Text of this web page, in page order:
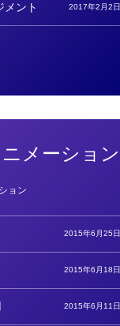
メント 2017年2月2日
メーション
ョン
2015年6月25日
2015年6月18日
2015年6月11日